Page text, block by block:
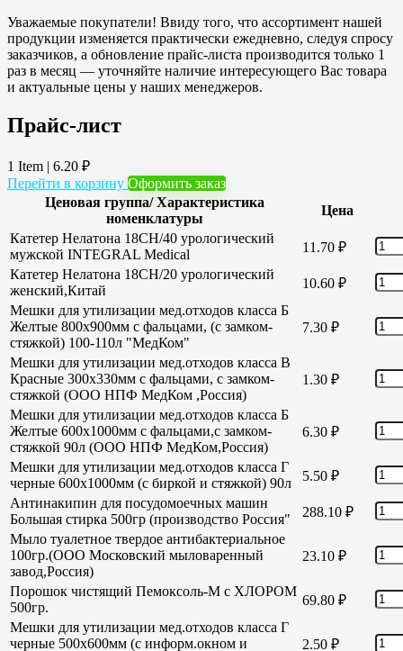
Уважаемые покупатели! Ввиду того, что ассортимент нашей
продукции изменяется практически ежедневно, следуя спросу
заказчиков, а обновление прайс-листа производится только 1
раз в месяц — уточняйте наличие интересующего Вас товара
и актуальные цены у наших менеджеров.
Прайс-лист
1 Item | 6.20 ₽
Перейти в корзину Оформить заказ
Ценовая группа/ Характеристика
номенклатуры
Цена
Катетер Нелатона 18CH/40 урологический
мужской INTEGRAL Medical
11.70 ₽
Катетер Нелатона 18CH/20 урологический
женский,Китай
10.60 ₽
Мешки для утилизации мед.отходов класса Б
Желтые 800х900мм с фальцами, (с замком-
стяжкой) 100-110л "МедКом"
7.30 ₽
Мешки для утилизации мед.отходов класса В
Красные 300х330мм с фальцами, с замком-
стяжкой (ООО НПФ МедКом ,Россия)
1.30 ₽
Мешки для утилизации мед.отходов класса Б
Желтые 600х1000мм с фальцами,с замком-
стяжкой 90л (ООО НПФ МедКом,Россия)
6.30 ₽
Мешки для утилизации мед.отходов класса Г
черные 600х1000мм (с биркой и стяжкой) 90л
5.50 ₽
Антинакипин для посудомоечных машин
Большая стирка 500гр (производство Россия"
288.10 ₽
Мыло туалетное твердое антибактериальное
100гр.(ООО Московский мыловаренный
завод,Россия)
23.10 ₽
Порошок чистящий Пемоксоль-М с ХЛОРОМ
500гр.
69.80 ₽
Мешки для утилизации мед.отходов класса Г
черные 500х600мм (с информ.окном и
2.50 ₽